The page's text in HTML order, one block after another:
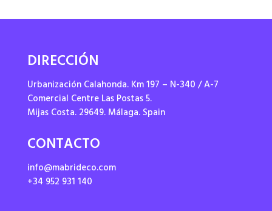
DIRECCIÓN
Urbanización Calahonda. Km 197 – N-340 / A-7
Comercial Centre Las Postas 5.
Mijas Costa. 29649. Málaga. Spain
CONTACTO
info@mabrideco.com
+34 952 931 140